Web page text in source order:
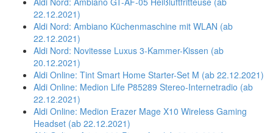
22.12.2021)
Aldi Nord: Ambiano Küchenmaschine mit WLAN (ab
22.12.2021)
Aldi Nord: Novitesse Luxus 3-Kammer-Kissen (ab
20.12.2021)
Aldi Online: Tint Smart Home Starter-Set M (ab 22.12.2021)
Aldi Online: Medion Life P85289 Stereo-Internetradio (ab
22.12.2021)
Aldi Online: Medion Erazer Mage X10 Wireless Gaming
Headset (ab 22.12.2021)